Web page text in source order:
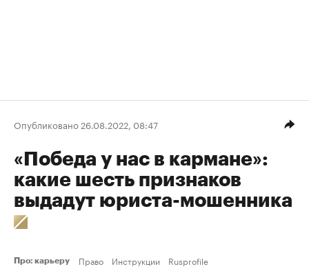
Опубликовано 26.08.2022, 08:47
«Победа у нас в кармане»:
какие шесть признаков
выдадут юриста-мошенника
Про: карьеру Право Инструкции Rusprofile